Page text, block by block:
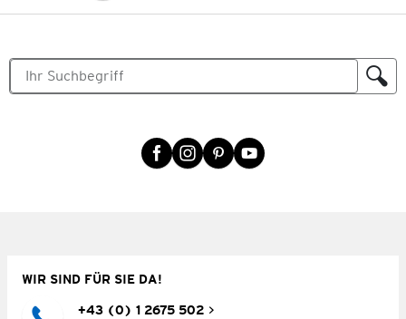
WIR SIND FÜR SIE DA!
+43 (0) 1 2675 502